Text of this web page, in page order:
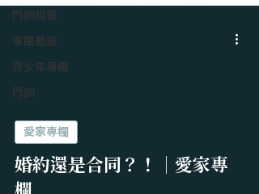
門訓視窗
軍團動態
青少年專欄
門訓
婚約還是合同？！｜愛家專
愛家專欄